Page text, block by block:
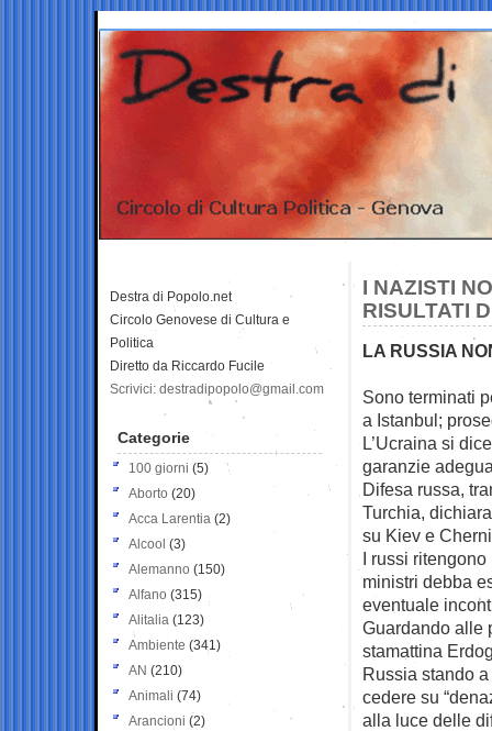
I NAZISTI
RISULTATI
LA RUSSIA
Sono terminati
a Istanbul;
L’Ucraina si
garanzie
Difesa russa,
Turchia,
su Kiev e
I russi
ministri debba
eventuale
Guardando alle
stamattina
Russia stando
cedere su
alla luce delle
Destra di Popolo.net
Circolo Genovese di Cultura e
Politica
Diretto da Riccardo Fucile
Scrivici: destradipopolo@gmail.com
Categorie
100 giorni (5)
Aborto (20)
Acca Larentia (2)
Alcool (3)
Alemanno (150)
Alfano (315)
Alitalia (123)
Ambiente (341)
AN (210)
Animali (74)
Arancioni (2)